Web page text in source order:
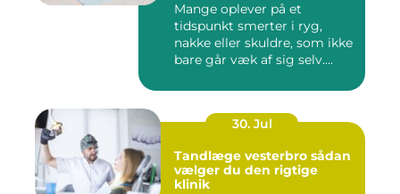
Mange oplever på et
tidspunkt smerter i ryg,
nakke eller skuldre, som ikke
bare går væk af sig selv....
30. Jul
Tandlæge vesterbro sådan
vælger du den rigtige
klinik